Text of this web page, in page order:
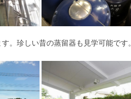
。珍しい昔の蒸留器も見学可能です。